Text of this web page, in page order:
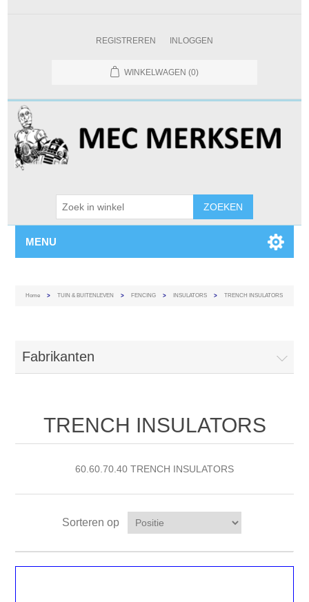
REGISTREREN INLOGGEN
WINKELWAGEN (0)
MENU
Home > TUIN & BUITENLEVEN > FENCING > INSULATORS > TRENCH INSULATORS
Fabrikanten
TRENCH INSULATORS
60.60.70.40 TRENCH INSULATORS
Sorteren op